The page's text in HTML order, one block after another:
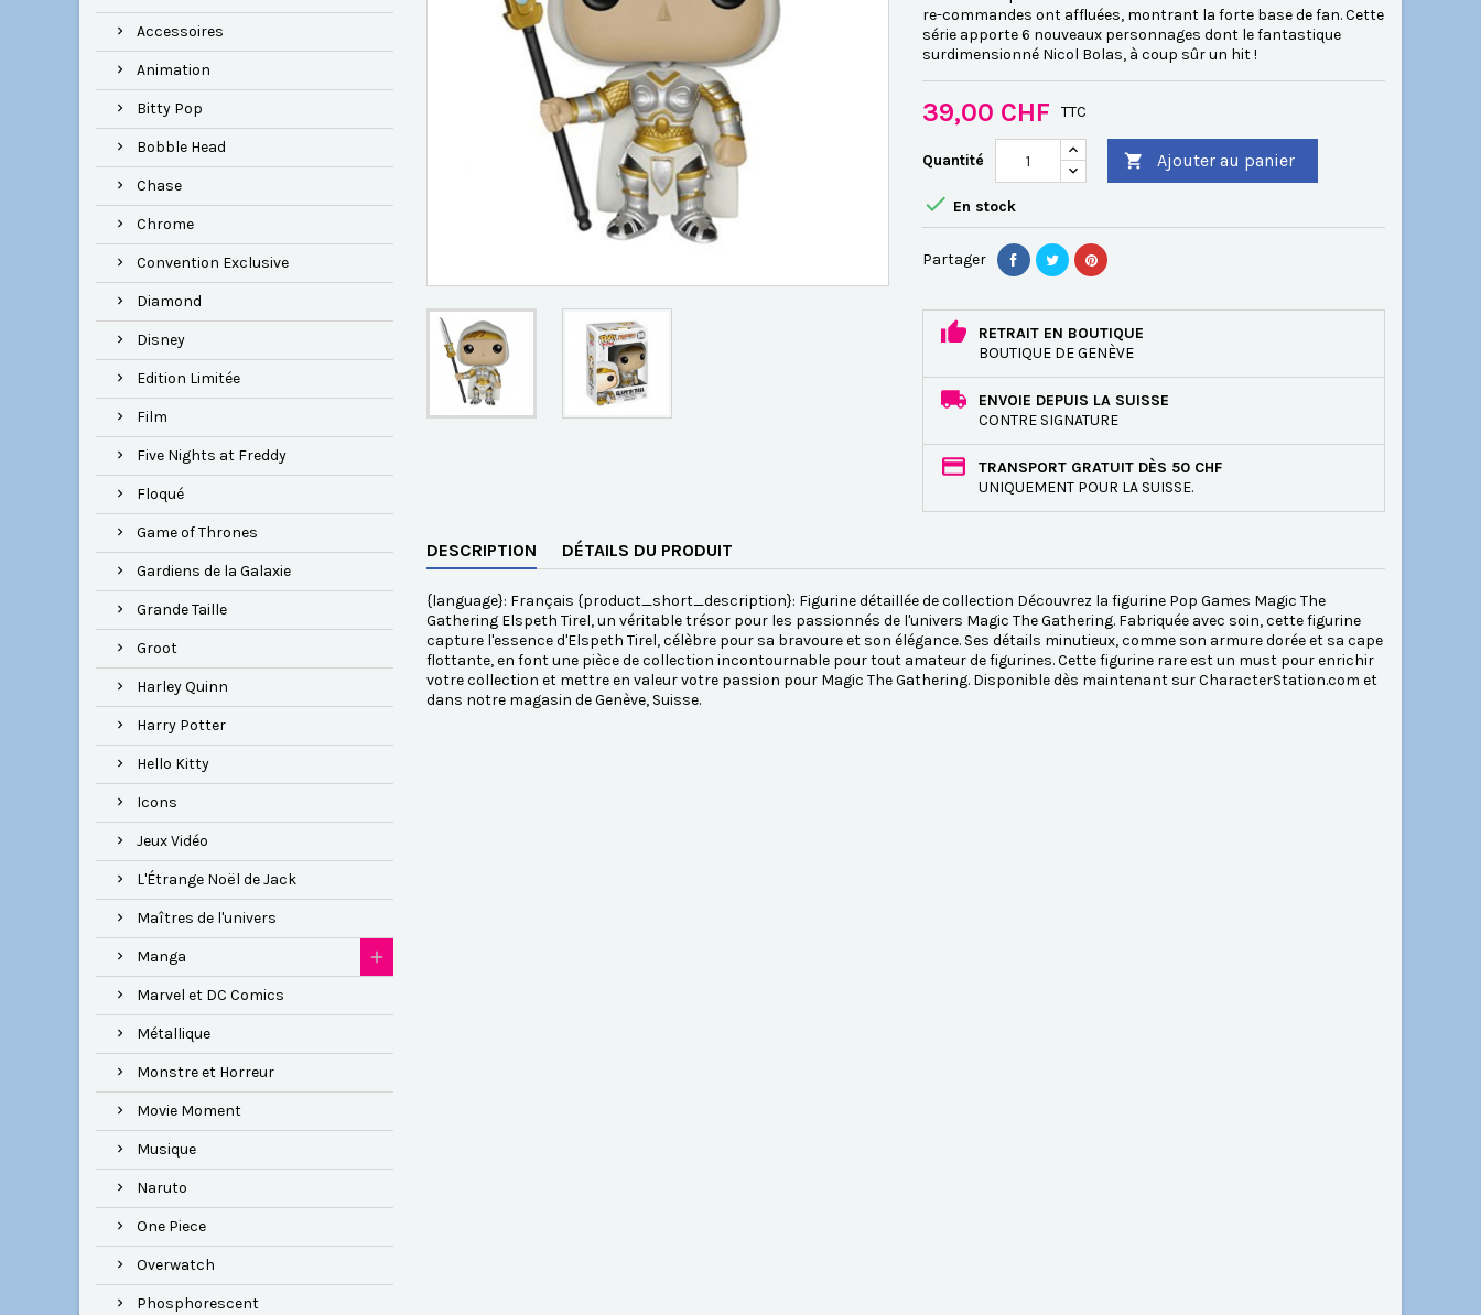
Accessoires
Animation
Bitty Pop
Bobble Head
Chase
Chrome
Convention Exclusive
Diamond
Disney
Edition Limitée
Film
Five Nights at Freddy
Floqué
Game of Thrones
Gardiens de la Galaxie
Grande Taille
Groot
Harley Quinn
Harry Potter
Hello Kitty
Icons
Jeux Vidéo
L'Étrange Noël de Jack
Maîtres de l'univers
Manga
Marvel et DC Comics
Métallique
Monstre et Horreur
Movie Moment
Musique
Naruto
One Piece
Overwatch
Phosphorescent
re-commandes ont affluées, montrant la forte base de fan. Cette
série apporte 6 nouveaux personnages dont le fantastique
surdimensionné Nicol Bolas, à coup sûr un hit !
39,00 CHF TTC
Quantité  Ajouter au panier
 En stock
Partager
RETRAIT EN BOUTIQUE
BOUTIQUE DE GENÈVE
ENVOIE DEPUIS LA SUISSE
CONTRE SIGNATURE
TRANSPORT GRATUIT DÈS 50 CHF
UNIQUEMENT POUR LA SUISSE.
DESCRIPTION DÉTAILS DU PRODUIT
{language}: Français {product_short_description}: Figurine détaillée de collection Découvrez la figurine Pop Games Magic The
Gathering Elspeth Tirel, un véritable trésor pour les passionnés de l'univers Magic The Gathering. Fabriquée avec soin, cette figurine
capture l'essence d'Elspeth Tirel, célèbre pour sa bravoure et son élégance. Ses détails minutieux, comme son armure dorée et sa cape
flottante, en font une pièce de collection incontournable pour tout amateur de figurines. Cette figurine rare est un must pour enrichir
votre collection et mettre en valeur votre passion pour Magic The Gathering. Disponible dès maintenant sur CharacterStation.com et
dans notre magasin de Genève, Suisse.